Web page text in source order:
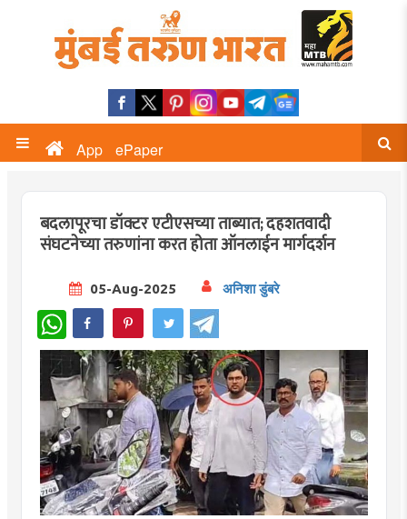
App ePaper
बदलापूरचा डॉक्टर एटीएसच्या ताब्यात; दहशतवादी
संघटनेच्या तरुणांना करत होता ऑनलाईन मार्गदर्शन
05-Aug-2025 अनिशा डुंबरे
WhatsApp